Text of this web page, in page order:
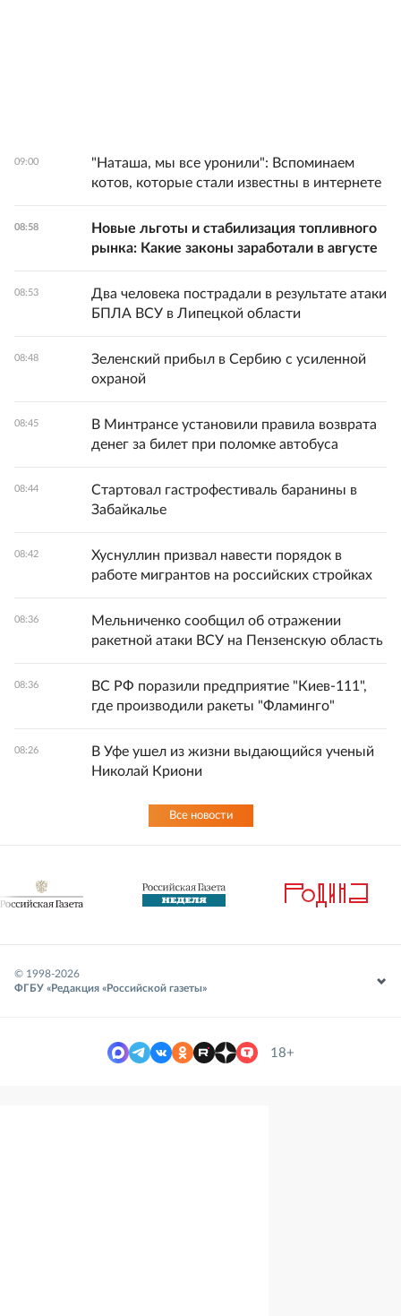
09:00
"Наташа, мы все уронили": Вспоминаем
котов, которые стали известны в интернете
08:58
Новые льготы и стабилизация топливного
рынка: Какие законы заработали в августе
08:53
Два человека пострадали в результате атаки
БПЛА ВСУ в Липецкой области
08:48
Зеленский прибыл в Сербию с усиленной
охраной
08:45
В Минтрансе установили правила возврата
денег за билет при поломке автобуса
08:44
Стартовал гастрофестиваль баранины в
Забайкалье
08:42
Хуснуллин призвал навести порядок в
работе мигрантов на российских стройках
08:36
Мельниченко сообщил об отражении
ракетной атаки ВСУ на Пензенскую область
08:36
ВС РФ поразили предприятие "Киев-111",
где производили ракеты "Фламинго"
08:26
В Уфе ушел из жизни выдающийся ученый
Николай Криони
Все новости
© 1998-2026
ФГБУ «Редакция «Российской газеты»
18+